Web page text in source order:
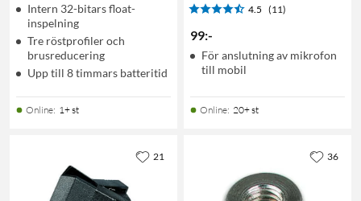
Intern 32-bitars float-
inspelning
Tre röstprofiler och
brusreducering
Upp till 8 timmars batteritid
Online: 1+ st
4.5 (11)
99:-
För anslutning av mikrofon
till mobil
Online: 20+ st
21 36